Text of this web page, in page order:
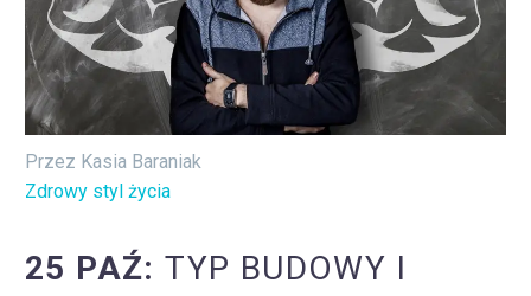
Przez Kasia Baraniak
Zdrowy styl życia
25 PAŹ:TYP BUDOWY I